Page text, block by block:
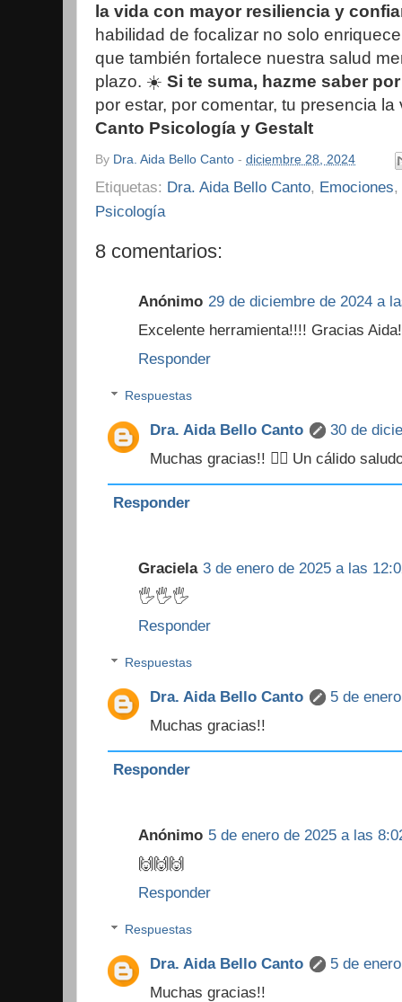
la vida con mayor resiliencia y
habilidad de focalizar no solo
que también fortalece nuestra salud
plazo. ☀️ Si te suma, hazme saber
por estar, por comentar, tu presencia la
Canto Psicología y Gestalt
By Dra. Aida Bello Canto - diciembre 28, 2024
Etiquetas: Dra. Aida Bello Canto, Emociones,
Psicología
8 comentarios:
Anónimo 29 de diciembre de 2024 a
Excelente herramienta!!!! Gracias Aida!
Responder
Respuestas
Dra. Aida Bello Canto
30 de
Muchas gracias!! 🙋‍♀️ Un cálido
Responder
Graciela 3 de enero de 2025 a las
🖐🖐🖐
Responder
Respuestas
Dra. Aida Bello Canto
5 de
Muchas gracias!!
Responder
Anónimo 5 de enero de 2025 a las
🙌🙌🙌
Responder
Respuestas
Dra. Aida Bello Canto
5 de
Muchas gracias!!